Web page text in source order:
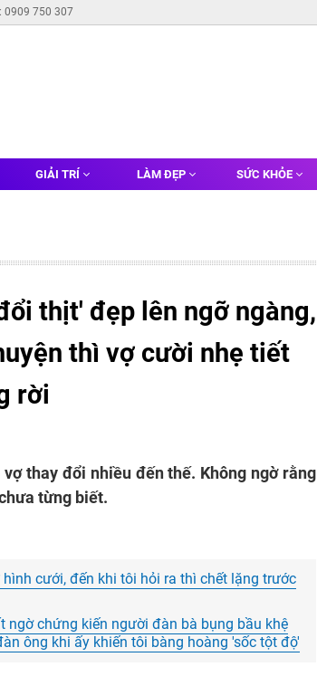
0909 750 307
GIẢI TRÍ LÀM ĐẸP SỨC KHỎE
thịt' đẹp lên ngỡ ngàng,
thì vợ cười nhẹ tiết
rời
thay đổi nhiều đến thế. Không ngờ rằng
từng biết.
cưới, đến khi tôi hỏi ra thì chết lặng trước
ngờ chứng kiến người đàn bà bụng bầu khệ
ông khi ấy khiến tôi bàng hoàng 'sốc tột độ'